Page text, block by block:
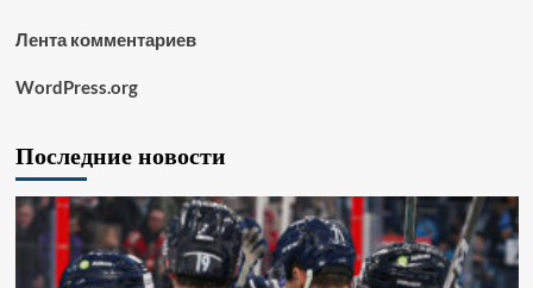
Лента комментариев
WordPress.org
Последние новости